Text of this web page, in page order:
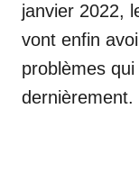
janvier 2022,
vont enfin
problèmes
dernièrement.